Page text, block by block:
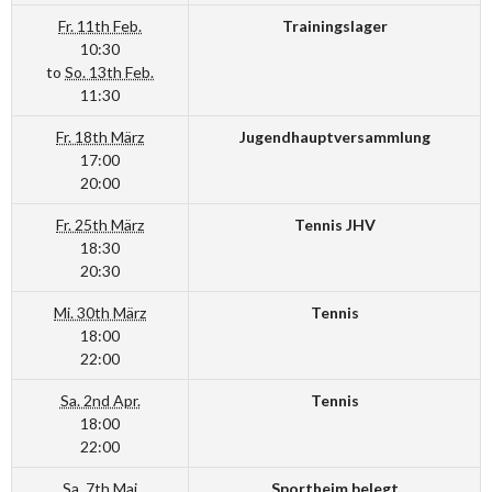
Fr. 11th Feb.
10:30
to So. 13th Feb.
11:30
Trainingslager
Fr. 18th März
17:00
20:00
Jugendhauptversammlung
Fr. 25th März
18:30
20:30
Tennis JHV
Mi. 30th März
18:00
22:00
Tennis
Sa. 2nd Apr.
18:00
22:00
Tennis
Sa. 7th Mai
Sportheim belegt